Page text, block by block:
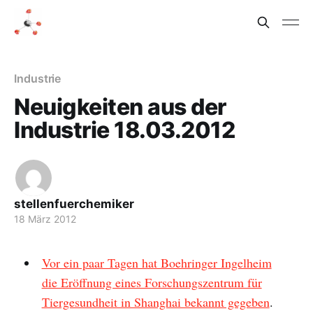
Industrie
Neuigkeiten aus der
Industrie 18.03.2012
stellenfuerchemiker
18 März 2012
Vor ein paar Tagen hat Boehringer Ingelheim
die Eröffnung eines Forschungszentrum für
Tiergesundheit in Shanghai bekannt gegeben.